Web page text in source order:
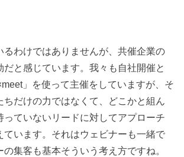
るわけではありませんが、共催企業の
だと感じています。我々も自社開催と
」を使って主催をしていますが、そ
ちだけの力ではなくて、どこかと組ん
っていないリードに対してアプローチ
ています。それはウェビナーも一緒で
集客も基本そういう考え方ですね。